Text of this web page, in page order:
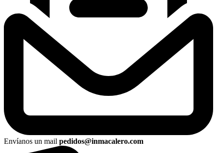
Envíanos un mail pedidos@inmacalero.com